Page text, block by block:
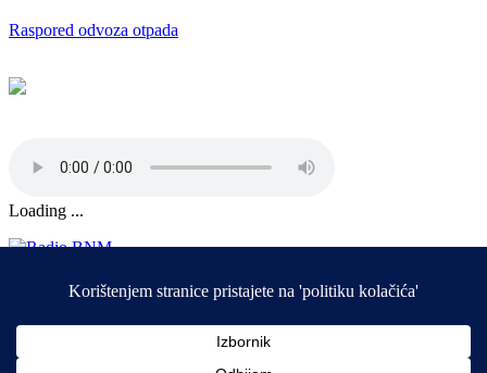
Raspored odvoza otpada
Loading ...